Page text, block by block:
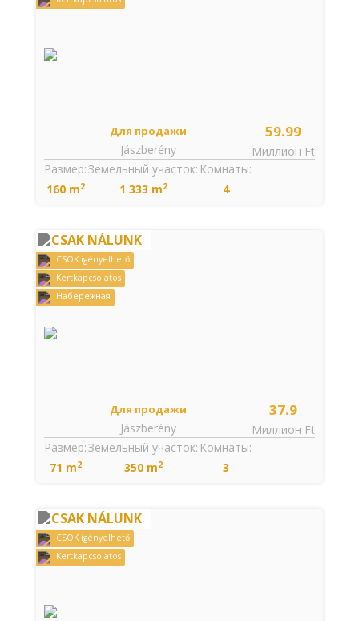
59.99
Миллион Ft
Для продажи
Jászberény
Комнаты:
4
Размер:
160 m2
Земельный участок:
1 333 m2
CSAK NÁLUNK
CSOK igényelhető
Kertkapcsolatos
Набережная
37.9
Миллион Ft
Для продажи
Jászberény
Комнаты:
3
Размер:
71 m2
Земельный участок:
350 m2
CSAK NÁLUNK
CSOK igényelhető
Kertkapcsolatos